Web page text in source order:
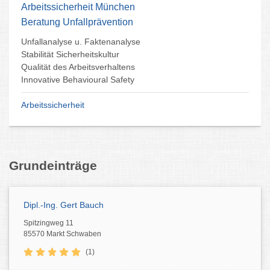
Arbeitssicherheit München
Beratung Unfallprävention
Unfallanalyse u. Faktenanalyse
Stabilität Sicherheitskultur
Qualität des Arbeitsverhaltens
Innovative Behavioural Safety
Arbeitssicherheit
Grundeinträge
Dipl.-Ing. Gert Bauch
Spitzingweg 11
85570 Markt Schwaben
(1)